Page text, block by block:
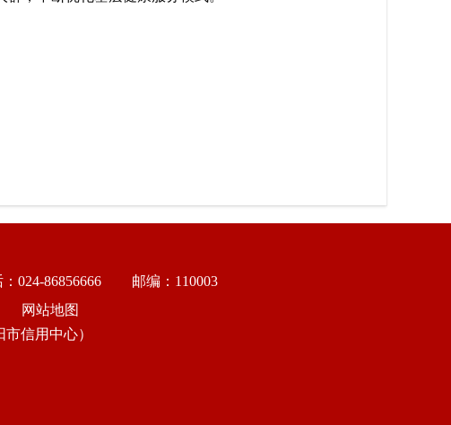
024-86856666
邮编：110003
网站地图
信用中心）